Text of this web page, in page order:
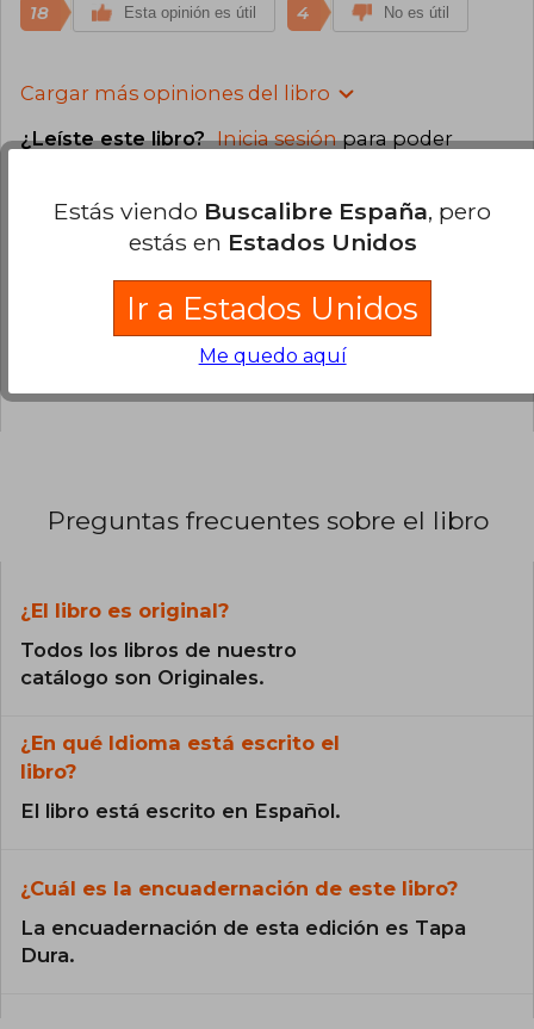
18 Esta opinión es útil 4 No es útil
Cargar más opiniones del libro
¿Leíste este libro? Inicia sesiónpara poder
80% (59)
8% (6)
1% (1)
Preguntas frecuentes sobre el libro
¿El libro es original?
Todos los libros de nuestro
catálogo son Originales.
¿En qué Idioma está escrito el
libro?
El libro está escrito en Español.
¿Cuál es la encuadernación de este libro?
La encuadernación de esta edición es Tapa
Dura.
Estás viendo Buscalibre España, pero
estás en Estados Unidos
Ir a Estados Unidos
Me quedo aquí